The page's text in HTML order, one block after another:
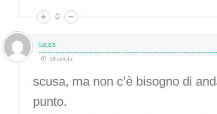
0
lucas
16 anni fa
scusa, ma non c’è bisogno di
punto.